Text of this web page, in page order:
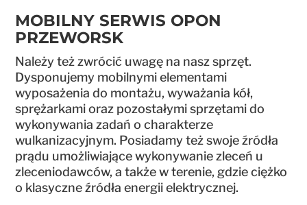
MOBILNY SERWIS OPON
PRZEWORSK
Należy też zwrócić uwagę na nasz sprzęt.
Dysponujemy mobilnymi elementami
wyposażenia do montażu, wyważania kół,
sprężarkami oraz pozostałymi sprzętami do
wykonywania zadań o charakterze
wulkanizacyjnym. Posiadamy też swoje źródła
prądu umożliwiające wykonywanie zleceń u
zleceniodawców, a także w terenie, gdzie ciężko
o klasyczne źródła energii elektrycznej.